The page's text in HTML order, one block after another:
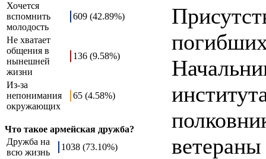
Хочется
вспомнить
молодость
609 (42.89%)
Не хватает
общения в
нынешней
жизни
136 (9.58%)
Из-за
непонимания
окружающих
65 (4.58%)
Что такое армейская дружба?
Дружба на
всю жизнь
1038 (73.10%)